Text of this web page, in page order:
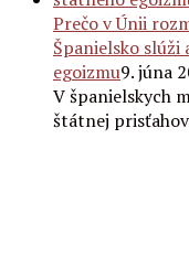
Prečo v Únii
Španielsko
egoizmu9. júna
V španielskych
štátnej